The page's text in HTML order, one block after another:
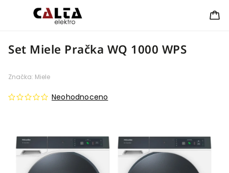
Set Miele Pračka WQ 1000 WPS
Neohodnoceno
Značka: Miele